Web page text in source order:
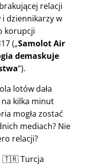
relacji
dziennikarzy w
korupcji
( Samolot Air
demaskuje
).
lotów dała
na kilka minut
mogła zostać
mediach? Nie
relacji?
🇹🇷 Turcja